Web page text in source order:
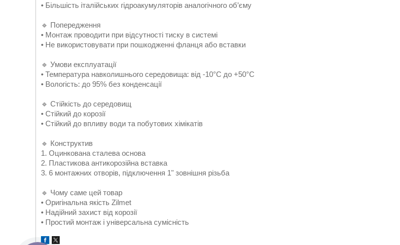
• Більшість італійських гідроакумуляторів аналогічного об’єму
🔹 Попередження
• Монтаж проводити при відсутності тиску в системі
• Не використовувати при пошкодженні фланця або вставки
🔹 Умови експлуатації
• Температура навколишнього середовища: від -10°C до +50°C
• Вологість: до 95% без конденсації
🔹 Стійкість до середовищ
• Стійкий до корозії
• Стійкий до впливу води та побутових хімікатів
🔹 Конструктив
1. Оцинкована сталева основа
2. Пластикова антикорозійна вставка
3. 6 монтажних отворів, підключення 1" зовнішня різьба
🔹 Чому саме цей товар
• Оригінальна якість Zilmet
• Надійний захист від корозії
• Простий монтаж і універсальна сумісність